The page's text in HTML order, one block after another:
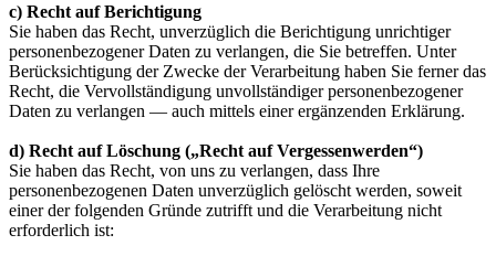
c) Recht auf Berichtigung
Sie haben das Recht, unverzüglich die Berichtigung unrichtiger
personenbezogener Daten zu verlangen, die Sie betreffen. Unter
Berücksichtigung der Zwecke der Verarbeitung haben Sie ferner das
Recht, die Vervollständigung unvollständiger personenbezogener
Daten zu verlangen — auch mittels einer ergänzenden Erklärung.
d) Recht auf Löschung („Recht auf Vergessenwerden“)
Sie haben das Recht, von uns zu verlangen, dass Ihre
personenbezogenen Daten unverzüglich gelöscht werden, soweit
einer der folgenden Gründe zutrifft und die Verarbeitung nicht
erforderlich ist: